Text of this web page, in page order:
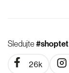
Sledujte#shoptet
26k